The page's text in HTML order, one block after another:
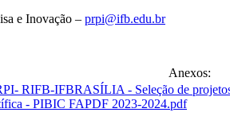
e Inovação – prpi@ifb.edu.br
Anexos:
- PIBIC FAPDF 2023-2024.pdf